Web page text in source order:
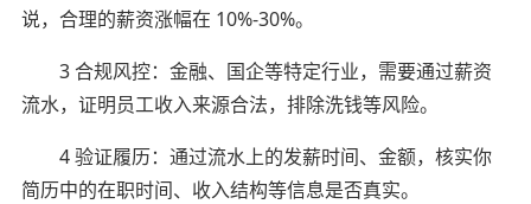
说，合理的薪资涨幅在 10%-30%。
3 合规风控：金融、国企等特定行业，需要通过薪资
流水，证明员工收入来源合法，排除洗钱等风险。
4 验证履历：通过流水上的发薪时间、金额，核实你
简历中的在职时间、收入结构等信息是否真实。